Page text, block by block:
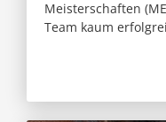
Meisterschaften
Team kaum